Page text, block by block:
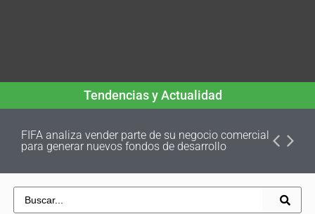
Tendencias y Actualidad
FIFA analiza vender parte de su negocio comercial
para generar nuevos fondos de desarrollo